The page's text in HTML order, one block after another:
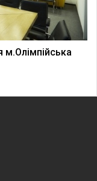
м.Олімпійська